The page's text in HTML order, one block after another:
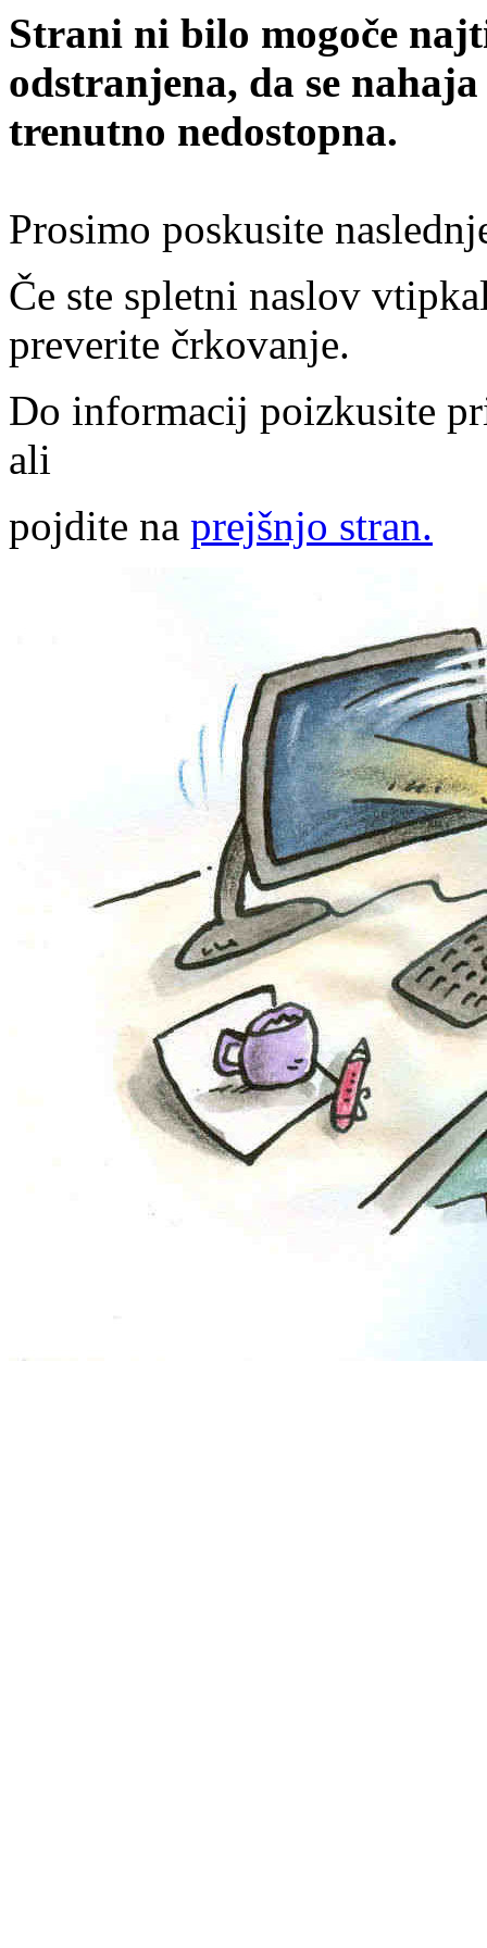
Strani ni bilo mogoče
odstranjena, da se
trenutno nedostopna.
Prosimo poskusite
Če ste spletni naslov
preverite črkovanje.
Do informacij poizkusite
ali
pojdite na prejšnjo stran.